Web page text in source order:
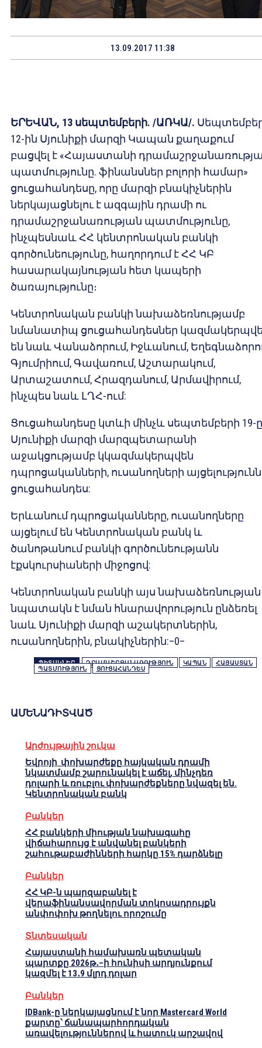
13.09.2017 11:38
ԵՐԵՎԱՆ, 13 սեպտեմբերի. /ԱՌԿԱ/.
12-ին Սյունիքի մարզի Կապան քաղաքում
բացվել է «Հայաստանի
պատմությունը. ֆինանսներ բոլորի համար»
ցուցահանդեսը, որը մարզի բնակիչներին
ներկայացնելու է ազգային դրամի ու
դրամաշրջանառության պատմությունը,
ինչպեսնաև ՀՀ կենտրոնական բանկի
գործունեությունը, հաղորդում է ՀՀ ԿԲ
հասարակայնության հետ կապերի
ծառայությունը։
Կենտրոնական բանկի նախաձեռնությամբ
նմանատիպ ցուցահանդեսներ
են նաև Վանաձորում, Իջևանում,
Գյումրիում, Գավառում, Աշտարակում,
Արտաշատում, Հրազդանում, Արմավիրում,
ինչպես նաև ԼՂՀ-ում:
Ցուցահանդեսը կտևի մինչև սեպտեմբերի 19-
Սյունիքի մարզի մարզպետարանի
աջակցությամբ կկազմակերպվեն
դպրոցականների, ուսանողների
ցուցահանդես:
Երևանում դպրոցականները, ուսանողները
այցելում են Կենտրոնական բանկ և
ծանոթանում բանկի գործունեությանն
էքսկուրսիաների միջոցով:
Կենտրոնական բանկի այս նախաձեռնության
նպատակն է նման հնարավորություն ընձեռել
նաև Սյունիքի մարզի աշակերտներին,
ուսանողներին, բնակիչներին:–0–
ՊԻՏԱԿՆԵՐ ԴՐԱՄԱՇՐՋԱՆԱՌՈՒԹՅՈՒՆ ԿԱՊԱՆ
ՀԱՅԱՍՏԱՆ
ՊԱՏՄՈՒԹՅՈՒՆ
ՑՈՒՑԱՀԱՆԴԵՍ
ԱՄԵՆԱԴԻՏՎԱԾ
Արժույթային շուկա
Եվրոյի փոխարժեքը հայկական դրամի
նկատմամբ շարունակել է աճել, մինչդեռ
դոլարի և ռուբլու փոխարժեքները նվազել են.
Կենտրոնական բանկ
Բանկեր
ՀՀ բանկերի միության նախագահը
վիճահարույց է անվանել բանկերի
շահութաբաժինների հարկը 15% դարձնելը
Բանկեր
ՀՀ ԿԲ-ն պարզաբանել է
վերաֆինանսավորման տոկոսադրույքն
անփոփոխ թողնելու որոշումը
Տնտեսական
Հայաստանի համախառն պետական
պարտքը 2026թ․–ի հունիսի արդյունքում
կազմել է 13․9 մլրդ դոլար
Բանկեր
IDBank-ը ներկայացնում է նոր Mastercard World
քարտը՝ ճանապարհորդական
առավելություններով և հատուկ արշավով